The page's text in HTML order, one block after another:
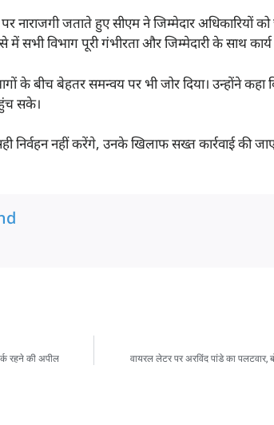
पर नाराजगी जताते हुए सीएम ने जिम्मेदार अधिकारियों
सभी विभाग पूरी गंभीरता और जिम्मेदारी के साथ
के बीच बेहतर समन्वय पर भी जोर दिया। उन्होंने
सके।
निर्वहन नहीं करेंगे, उनके खिलाफ सख्त कार्रवाई की
रहने की अपील वायरल लेटर पर अरविंद पांडे का पलटवार,